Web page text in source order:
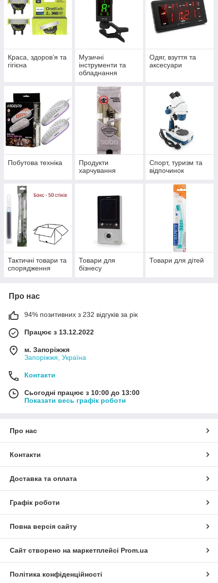
Краса, здоров’я та
гігієна
Музичні
інструменти та
обладнання
Одяг, взуття та
аксесуари
Побутова техніка
Продукти
харчування
Спорт, туризм та
відпочинок
Тактичні товари та
спорядження
Товари для
бізнесу
Товари для дітей
Про нас
94% позитивних з 232 відгуків за рік
Працює з 13.12.2022
м. Запоріжжя
Запоріжжя, Україна
Контакти
Сьогодні працює з 10:00 до 13:00
Показати весь графік роботи
Про нас
Контакти
Доставка та оплата
Графік роботи
Повна версія сайту
Сайт створено на маркетплейсі Prom.ua
Політика конфіденційності